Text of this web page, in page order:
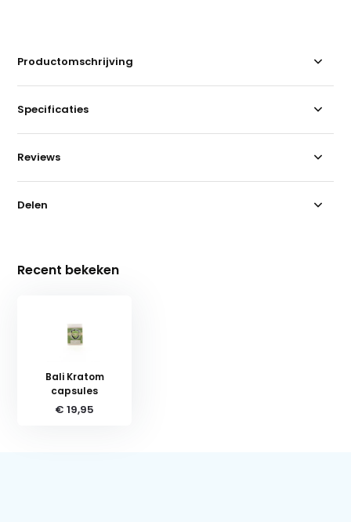
Productomschrijving
Specificaties
Reviews
Delen
Recent bekeken
Bali Kratom
capsules
€ 19,95